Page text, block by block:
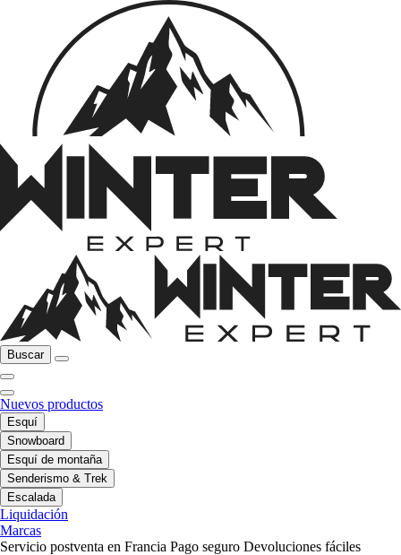
Buscar
Nuevos productos
Esquí
Snowboard
Esquí de montaña
Senderismo & Trek
Escalada
Liquidación
Marcas
Servicio postventa en Francia Pago seguro Devoluciones fáciles